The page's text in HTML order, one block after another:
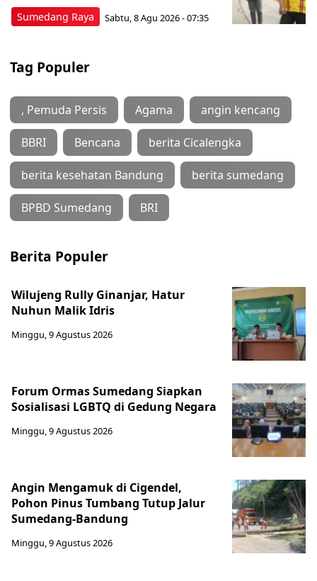
Sumedang Raya Sabtu, 8 Agu 2026 - 07:35
Tag Populer
, Pemuda Persis Agama angin kencang
BBRI Bencana berita Cicalengka
berita kesehatan Bandung berita sumedang
BPBD Sumedang BRI
Berita Populer
Wilujeng Rully Ginanjar, Hatur
Nuhun Malik Idris
Minggu, 9 Agustus 2026
Forum Ormas Sumedang Siapkan
Sosialisasi LGBTQ di Gedung Negara
Minggu, 9 Agustus 2026
Angin Mengamuk di Cigendel,
Pohon Pinus Tumbang Tutup Jalur
Sumedang-Bandung
Minggu, 9 Agustus 2026